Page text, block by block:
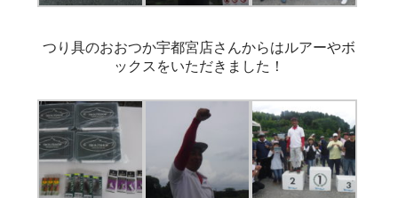
つり具のおおつか宇都宮店さんからはルアーやボ
ックスをいただきました！